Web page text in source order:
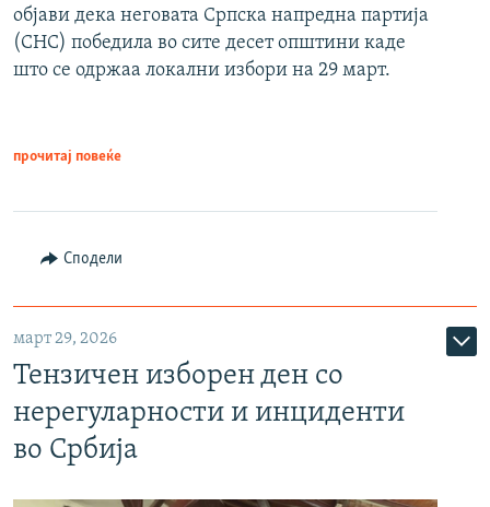
објави дека неговата Српска напредна партија
(СНС) победила во сите десет општини каде
што се одржаа локални избори на 29 март.
прочитај повеќе
Сподели
март 29, 2026
Тензичен изборен ден со
нерегуларности и инциденти
во Србија